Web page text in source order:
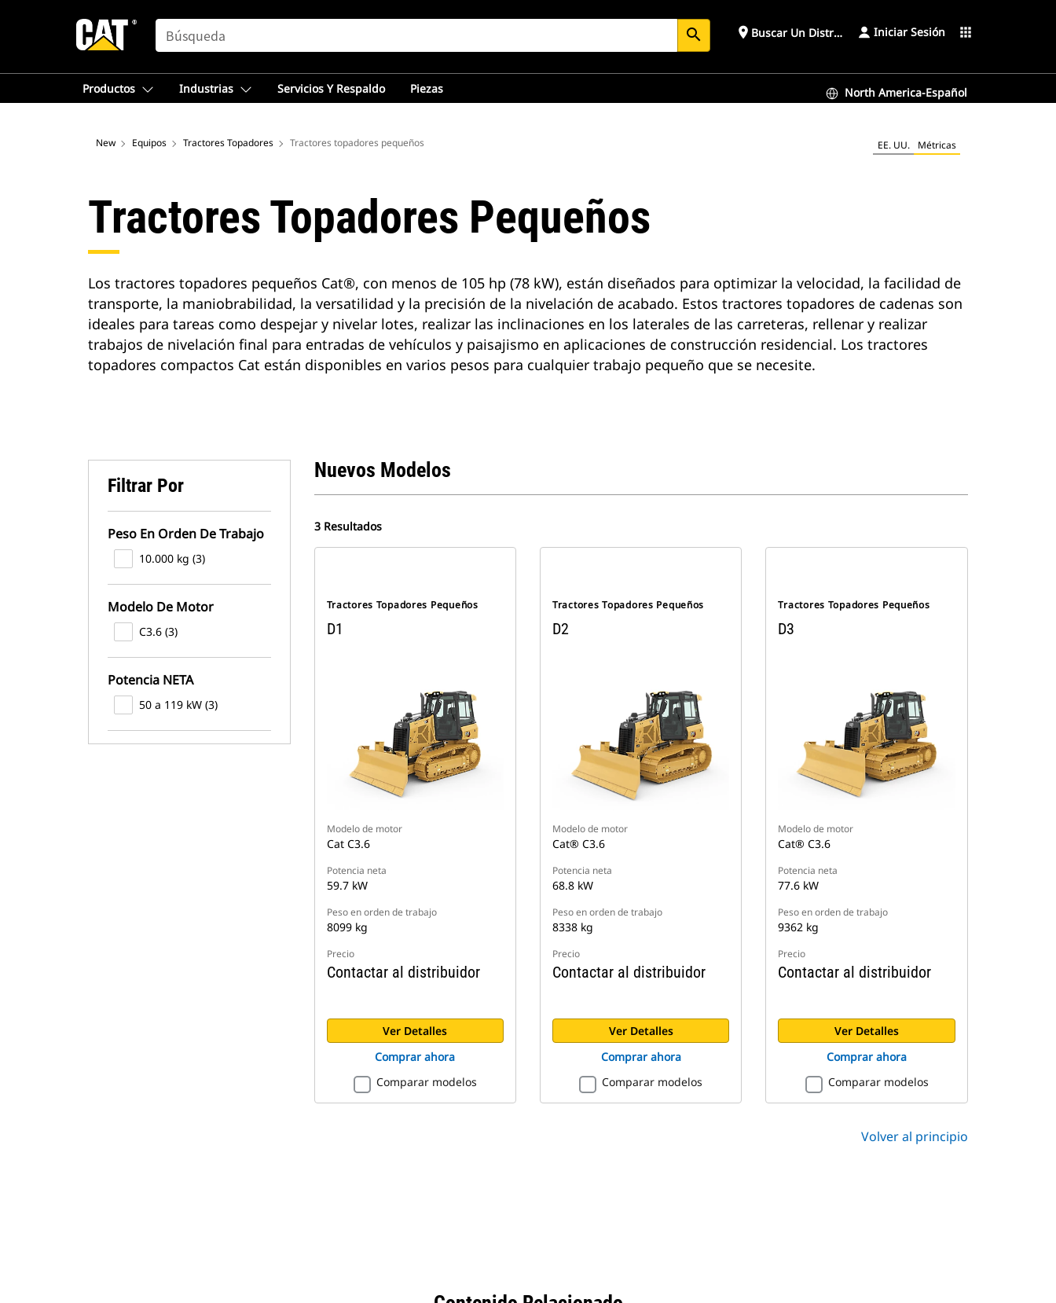
SEARCH search place Buscar Un Distribuidor Iniciar Sesión apps
Productos Industrias Servicios Y Respaldo Piezas North America-Español
New Equipos Tractores Topadores Tractores topadores pequeños EE. UU. Métricas
Tractores Topadores Pequeños
Los tractores topadores pequeños Cat®, con menos de 105 hp (78 kW), están diseñados para optimizar la velocidad, la facilidad de
transporte, la maniobrabilidad, la versatilidad y la precisión de la nivelación de acabado. Estos tractores topadores de cadenas son
ideales para tareas como despejar y nivelar lotes, realizar las inclinaciones en los laterales de las carreteras, rellenar y realizar
trabajos de nivelación final para entradas de vehículos y paisajismo en aplicaciones de construcción residencial. Los tractores
topadores compactos Cat están disponibles en varios pesos para cualquier trabajo pequeño que se necesite.
Filtrar Por
Peso En Orden De Trabajo
10.000 kg (3)
Modelo De Motor
C3.6 (3)
Potencia NETA
50 a 119 kW (3)
Nuevos Modelos
3 Resultados
Tractores Topadores Pequeños
D1
Modelo de motor
Cat C3.6
Potencia neta
59.7 kW
Peso en orden de trabajo
8099 kg
Precio
Contactar al distribuidor
Ver Detalles
Comprar ahora
Comparar modelos
Tractores Topadores Pequeños
D2
Modelo de motor
Cat® C3.6
Potencia neta
68.8 kW
Peso en orden de trabajo
8338 kg
Precio
Contactar al distribuidor
Ver Detalles
Comprar ahora
Comparar modelos
Tractores Topadores Pequeños
D3
Modelo de motor
Cat® C3.6
Potencia neta
77.6 kW
Peso en orden de trabajo
9362 kg
Precio
Contactar al distribuidor
Ver Detalles
Comprar ahora
Comparar modelos
Volver al principio